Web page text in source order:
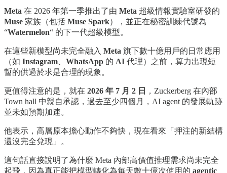
Meta 在 2026 年第一季推出了由 Meta 超級情報實驗室研發的
Muse 家族（包括 Muse Spark），並正在秘密訓練代號為
“Watermelon“ 的下一代超級模型。
在這些新模型尚未完全融入 Meta 旗下數十億用戶的日常應用
（如 Instagram WhatsApp 的 AI 代理）之前，算力出現短
暫的供過於求是合理的現象。
更值得注意的是，就在 2026 年 7 月 2 日
，Zuckerberg 在內部
Town hall 中親自承認，過去至少四個月，AI agent 的發展軌跡
並未如預期加速。
他表示，高層原本擔心動作不夠快，現在看來「押注的新結構
還沒完全兌現」。
這句話直接說明了為什麼 Meta 內部高價值推理需求尚未完全
起飛，因為真正能把模型轉化為每天數十億次使用的 agentic